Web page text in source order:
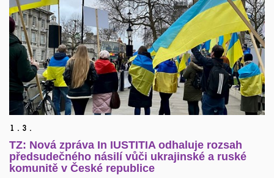
1. 3.
TZ: Nová zpráva In IUSTITIA odhaluje rozsah
předsudečného násilí vůči ukrajinské a ruské
komunitě v České republice